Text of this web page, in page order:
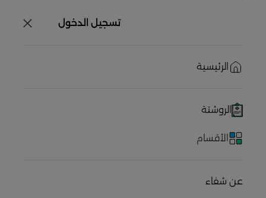
تسجيل الدخول
الرئيسية
الروشتة
الأقسام
عن شفاء